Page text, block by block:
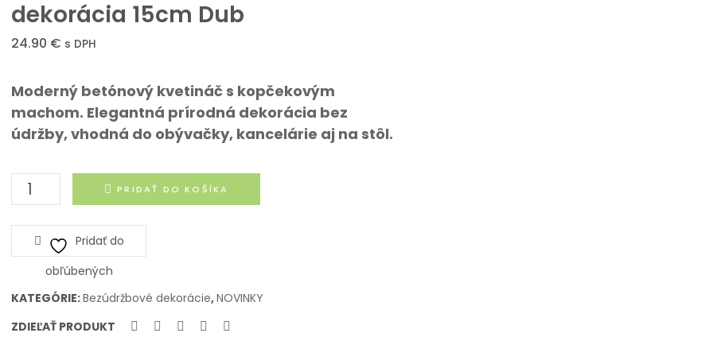
dekorácia 15cm Dub
24.90 € s DPH
Moderný betónový kvetináč s kopčekovým
machom. Elegantná prírodná dekorácia bez
údržby, vhodná do obývačky, kancelárie aj na stôl.
množstvo
Machová
kamenná
dekorácia
15cm
PRIDAŤ DO KOŠÍKA
Pridať do
obľúbených
KATEGÓRIE:Bezúdržbové dekorácie,NOVINKY
ZDIEĽAŤ PRODUKT